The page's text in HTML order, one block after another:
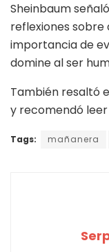
Sheinbaum
reflexiones
importancia de
domine al ser
También resaltó
y recomendó
Tags: mañanera